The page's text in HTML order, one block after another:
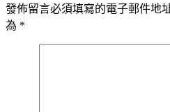
發佈留言必須填寫的電子郵件地
為 *